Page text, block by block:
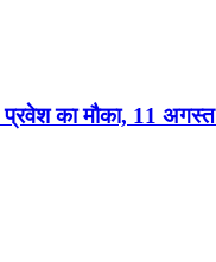
का मौका, 11